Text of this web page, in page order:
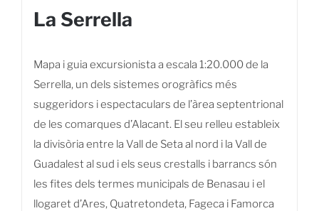
La Serrella
Mapa i guia excursionista a escala 1:20.000 de la
Serrella, un dels sistemes orogràfics més
suggeridors i espectaculars de l’àrea septentrional
de les comarques d’Alacant. El seu relleu estableix
la divisòria entre la Vall de Seta al nord i la Vall de
Guadalest al sud i els seus crestalls i barrancs són
les fites dels termes municipals de Benasau i el
llogaret d’Ares, Quatretondeta, Fageca i Famorca